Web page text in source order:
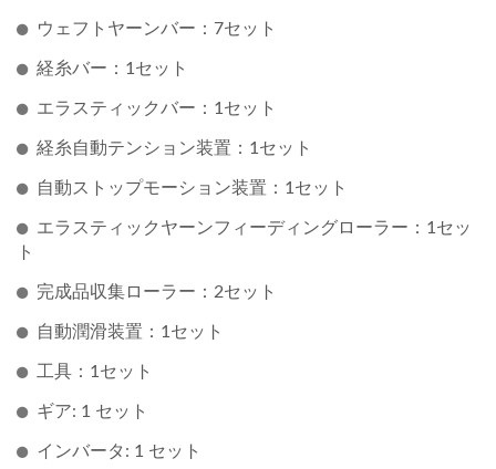
ウェフトヤーンバー：7セット
経糸バー：1セット
エラスティックバー：1セット
経糸自動テンション装置：1セット
自動ストップモーション装置：1セット
エラスティックヤーンフィーディングローラー：1セッ
ト
完成品収集ローラー：2セット
自動潤滑装置：1セット
工具：1セット
ギア: 1 セット
インバータ: 1 セット